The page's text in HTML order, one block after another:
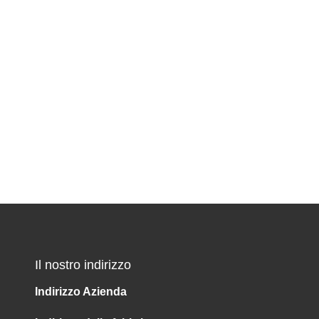
Il nostro indirizzo
Indirizzo Azienda